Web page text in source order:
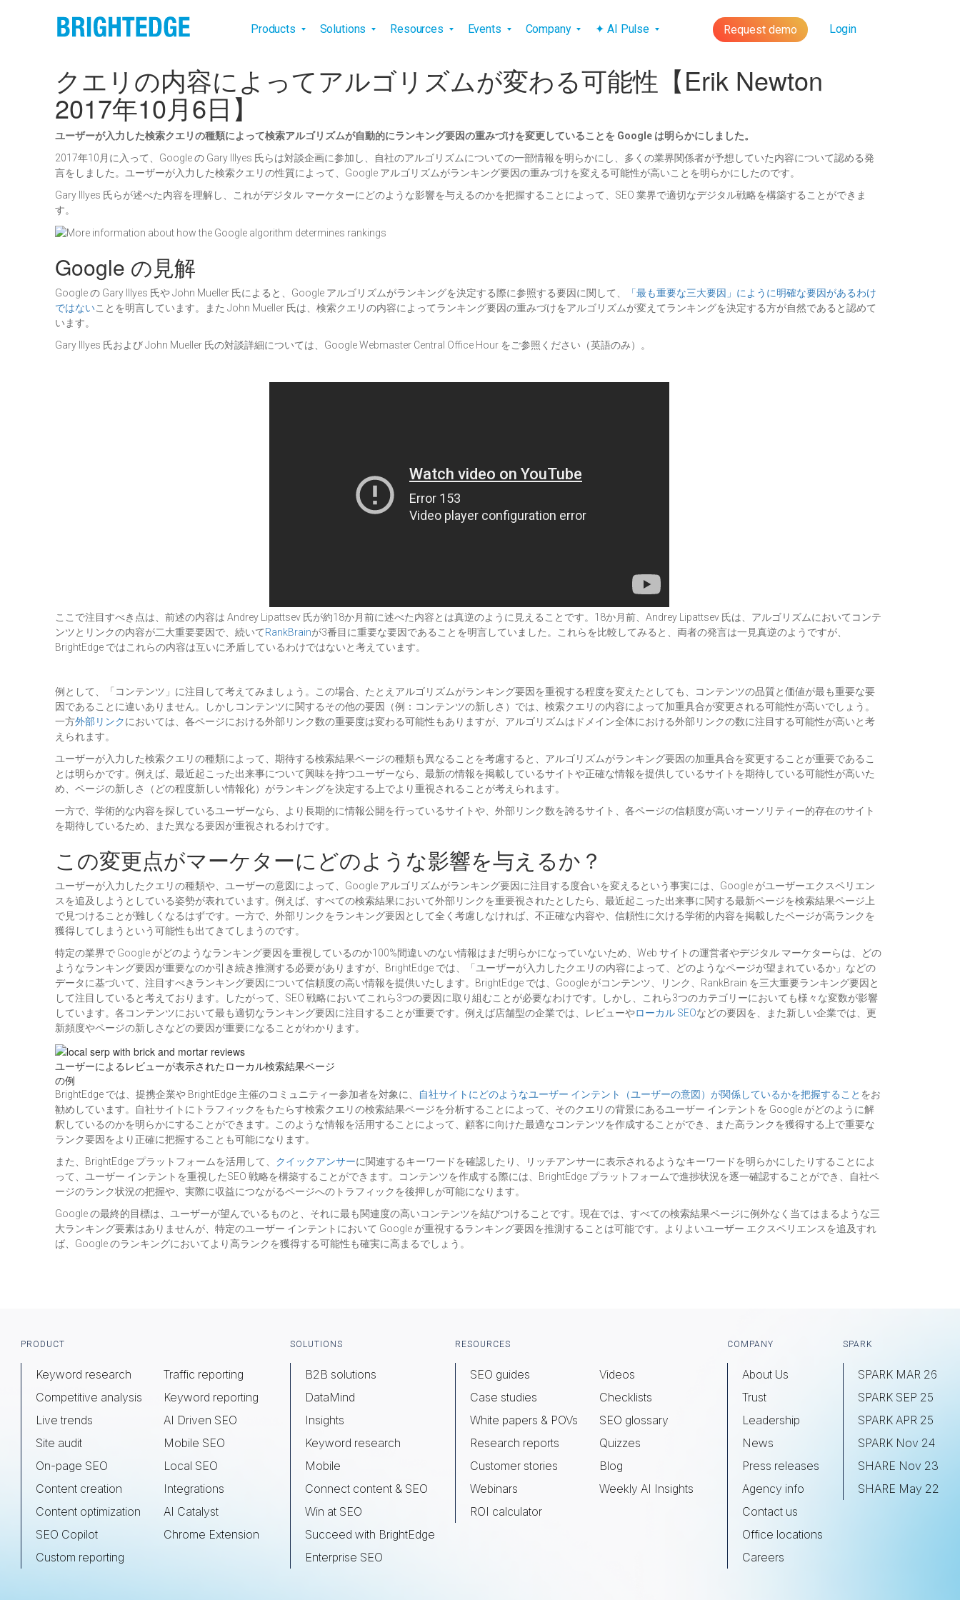
Products Solutions Resources Events Company ✦ AI Pulse Request demo Login
クエリの内容によってアルゴリズムが変わる可能性【Erik Newton
2017年10月6日】
ユーザーが入力した検索クエリの種類によって検索アルゴリズムが自動的にランキング要因の重みづけを変更していることを Google は明らかにしました。
2017年10月に入って、Google の Gary Illyes 氏らは対談企画に参加し、自社のアルゴリズムについての一部情報を明らかにし、多くの業界関係者が予想していた内容について認める発
言をしました。ユーザーが入力した検索クエリの性質によって、Google アルゴリズムがランキング要因の重みづけを変える可能性が高いことを明らかにしたのです。
Gary Illyes 氏らが述べた内容を理解し、これがデジタル マーケターにどのような影響を与えるのかを把握することによって、SEO 業界で適切なデジタル戦略を構築することができま
す。
Google の見解
Google の Gary Illyes 氏や John Mueller 氏によると、Google アルゴリズムがランキングを決定する際に参照する要因に関して、
「最も重要な三大要因」にように明確な要因があるわけ
ではないことを明言しています。また John Mueller 氏は、検索クエリの内容によってランキング要因の重みづけをアルゴリズムが変えてランキングを決定する方が自然であると認めて
います。
Gary Illyes 氏および John Mueller 氏の対談詳細については、Google Webmaster Central Office Hour をご参照ください（英語のみ）。
ここで注目すべき点は、前述の内容は Andrey Lipattsev 氏が約18か月前に述べた内容とは真逆のように見えることです。18か月前、Andrey Lipattsev 氏は、アルゴリズムにおいてコンテ
ンツとリンクの内容が二大重要要因で、続いてRankBrainが3番目に重要な要因であることを明言していました。これらを比較してみると、両者の発言は一見真逆のようですが、
BrightEdge ではこれらの内容は互いに矛盾しているわけではないと考えています。
例として、「コンテンツ」に注目して考えてみましょう。この場合、たとえアルゴリズムがランキング要因を重視する程度を変えたとしても、コンテンツの品質と価値が最も重要な要
因であることに違いありません。しかしコンテンツに関するその他の要因（例：コンテンツの新しさ）では、検索クエリの内容によって加重具合が変更される可能性が高いでしょう。
一方外部リンクにおいては、各ページにおける外部リンク数の重要度は変わる可能性もありますが、アルゴリズムはドメイン全体における外部リンクの数に注目する可能性が高いと考
えられます。
ユーザーが入力した検索クエリの種類によって、期待する検索結果ページの種類も異なることを考慮すると、アルゴリズムがランキング要因の加重具合を変更することが重要であるこ
とは明らかです。例えば、最近起こった出来事について興味を持つユーザーなら、最新の情報を掲載しているサイトや正確な情報を提供しているサイトを期待している可能性が高いた
め、ページの新しさ（どの程度新しい情報化）がランキングを決定する上でより重視されることが考えられます。
一方で、学術的な内容を探しているユーザーなら、より長期的に情報公開を行っているサイトや、外部リンク数を誇るサイト、各ページの信頼度が高いオーソリティー的存在のサイト
を期待しているため、また異なる要因が重視されるわけです。
この変更点がマーケターにどのような影響を与えるか？
ユーザーが入力したクエリの種類や、ユーザーの意図によって、Google アルゴリズムがランキング要因に注目する度合いを変えるという事実には、Google がユーザーエクスペリエン
スを追及しようとしている姿勢が表れています。例えば、すべての検索結果において外部リンクを重要視されたとしたら、最近起こった出来事に関する最新ページを検索結果ページ上
で見つけることが難しくなるはずです。一方で、外部リンクをランキング要因として全く考慮しなければ、不正確な内容や、信頼性に欠ける学術的内容を掲載したページが高ランクを
獲得してしまうという可能性も出てきてしまうのです。
特定の業界で Google がどのようなランキング要因を重視しているのか100%間違いのない情報はまだ明らかになっていないため、Web サイトの運営者やデジタル マーケターらは、どの
ようなランキング要因が重要なのか引き続き推測する必要がありますが、BrightEdge では、「ユーザーが入力したクエリの内容によって、どのようなページが望まれているか」などの
データに基づいて、注目すべきランキング要因について信頼度の高い情報を提供いたします。BrightEdge では、Google がコンテンツ、リンク、RankBrain を三大重要ランキング要因と
して注目していると考えております。したがって、SEO 戦略においてこれら3つの要因に取り組むことが必要なわけです。しかし、これら3つのカテゴリーにおいても様々な変数が影響
しています。各コンテンツにおいて最も適切なランキング要因に注目することが重要です。例えば店舗型の企業では、レビューやローカル SEOなどの要因を、また新しい企業では、更
新頻度やページの新しさなどの要因が重要になることがわかります。
ユーザーによるレビューが表示されたローカル検索結果ページ
の例
BrightEdge では、提携企業や BrightEdge 主催のコミュニティー参加者を対象に、 自社サイトにどのようなユーザー インテント（ユーザーの意図）が関係しているかを把握すること をお
勧めしています。自社サイトにトラフィックをもたらす検索クエリの検索結果ページを分析することによって、そのクエリの背景にあるユーザー インテントを Google がどのように解
釈しているのかを明らかにすることができます。このような情報を活用することによって、顧客に向けた最適なコンテンツを作成することができ、また高ランクを獲得する上で重要な
ランク要因をより正確に把握することも可能になります。
また、BrightEdge プラットフォームを活用して、 クイックアンサーに関連するキーワードを確認したり、リッチアンサーに表示されるようなキーワードを明らかにしたりすることによ
って、ユーザー インテントを重視したSEO 戦略を構築することができます。コンテンツを作成する際には、BrightEdge プラットフォームで進捗状況を逐一確認することができ、自社ペ
ージのランク状況の把握や、実際に収益につながるページへのトラフィックを後押しが可能になります。
Google の最終的目標は、ユーザーが望んでいるものと、それに最も関連度の高いコンテンツを結びつけることです。現在では、すべての検索結果ページに例外なく当てはまるような三
大ランキング要素はありませんが、特定のユーザー インテントにおいて Google が重視するランキング要因を推測することは可能です。よりよいユーザー エクスペリエンスを追及すれ
ば、Google のランキングにおいてより高ランクを獲得する可能性も確実に高まるでしょう。
Footer
PRODUCT
Keyword research
Competitive analysis
Live trends
Site audit
On-page SEO
Content creation
Content optimization
SEO Copilot
Custom reporting
Traffic reporting
Keyword reporting
AI Driven SEO
Mobile SEO
Local SEO
Integrations
AI Catalyst
Chrome Extension
SOLUTIONS
B2B solutions
DataMind
Insights
Keyword research
Mobile
Connect content & SEO
Win at SEO
Succeed with BrightEdge
Enterprise SEO
RESOURCES
SEO guides
Case studies
White papers & POVs
Research reports
Customer stories
Webinars
ROI calculator
Videos
Checklists
SEO glossary
Quizzes
Blog
Weekly AI Insights
COMPANY
About Us
Trust
Leadership
News
Press releases
Agency info
Contact us
Office locations
Careers
SPARK
SPARK MAR 26
SPARK SEP 25
SPARK APR 25
SPARK Nov 24
SHARE Nov 23
SHARE May 22